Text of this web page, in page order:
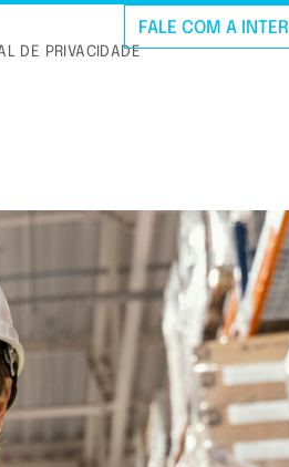
DE PRIVACIDADE
FALE COM A INTER